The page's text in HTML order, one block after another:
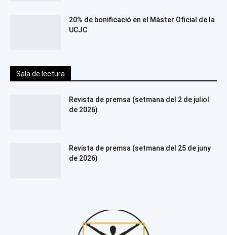
20% de bonificació en el Màster Oficial de la
UCJC
Sala de lectura
Revista de premsa (setmana del 2 de juliol
de 2026)
Revista de premsa (setmana del 25 de juny
de 2026)